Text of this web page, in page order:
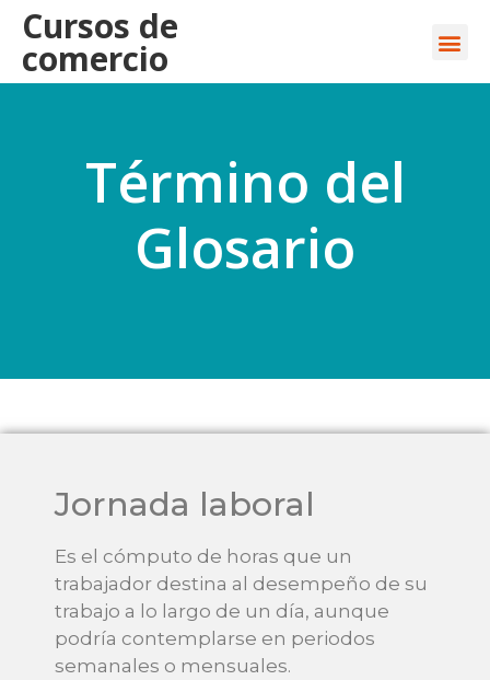
Cursos de
comercio
Término del
Glosario
Jornada laboral
Es el cómputo de horas que un
trabajador destina al desempeño de su
trabajo a lo largo de un día, aunque
podría contemplarse en periodos
semanales o mensuales.